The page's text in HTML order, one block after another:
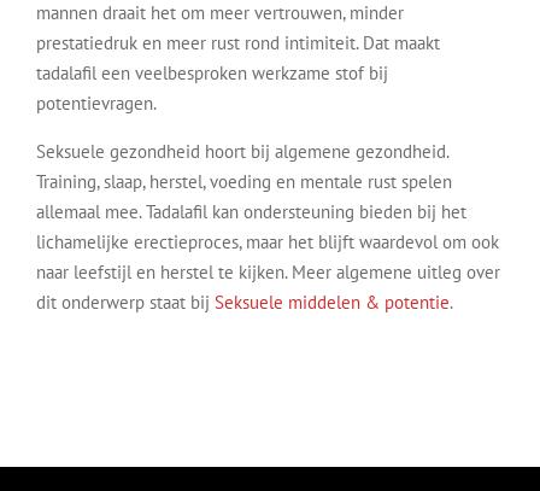
mannen draait het om meer vertrouwen, minder
prestatiedruk en meer rust rond intimiteit. Dat maakt
tadalafil een veelbesproken werkzame stof bij
potentievragen.
Seksuele gezondheid hoort bij algemene gezondheid.
Training, slaap, herstel, voeding en mentale rust spelen
allemaal mee. Tadalafil kan ondersteuning bieden bij het
lichamelijke erectieproces, maar het blijft waardevol om ook
naar leefstijl en herstel te kijken. Meer algemene uitleg over
dit onderwerp staat bij Seksuele middelen & potentie.